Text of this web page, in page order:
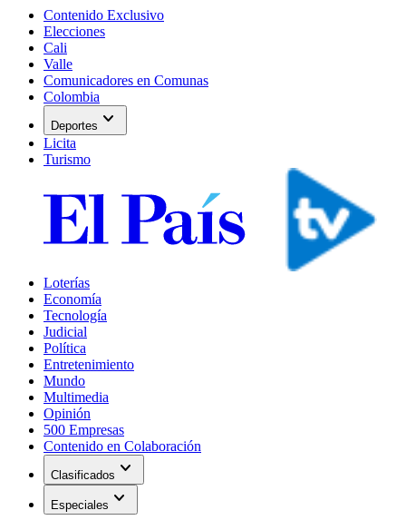
Contenido Exclusivo
Elecciones
Cali
Valle
Comunicadores en Comunas
Colombia
Deportes expand_more
Licita
Turismo
Loterías
Economía
Tecnología
Judicial
Política
Entretenimiento
Mundo
Multimedia
Opinión
500 Empresas
Contenido en Colaboración
Clasificados expand_more
Especiales expand_more